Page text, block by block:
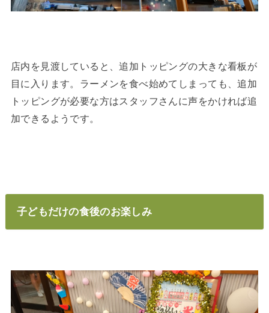
店内を見渡していると、追加トッピングの大きな看板が
目に入ります。ラーメンを食べ始めてしまっても、追加
トッピングが必要な方はスタッフさんに声をかければ追
加できるようです。
子どもだけの食後のお楽しみ